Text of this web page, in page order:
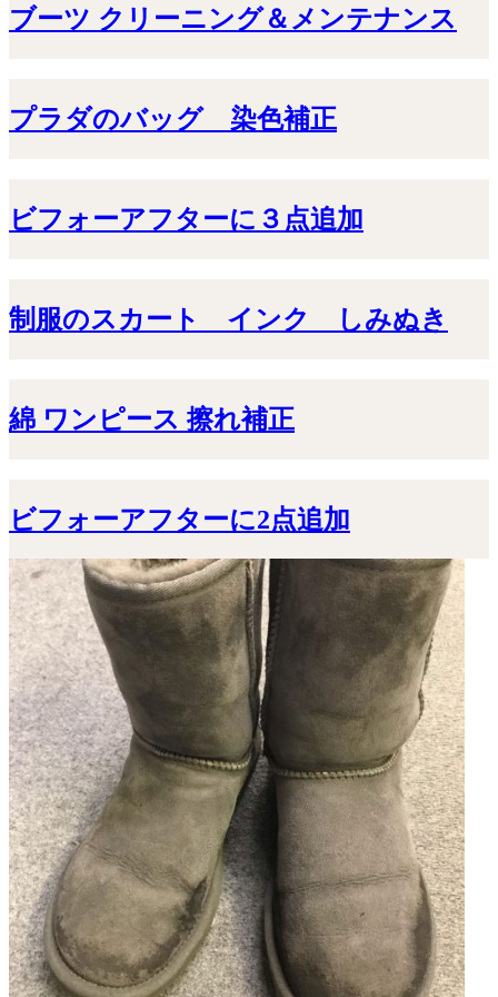
ブーツ クリーニング＆メンテナンス
プラダのバッグ 染色補正
ビフォーアフターに３点追加
制服のスカート インク しみぬき
綿 ワンピース 擦れ補正
ビフォーアフターに2点追加